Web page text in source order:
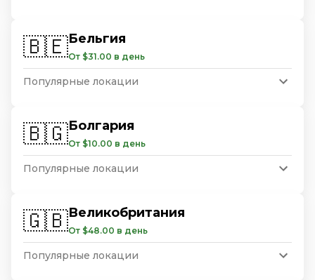
🇧🇪Бельгия
От $31.00 в день
Популярные локации
🇧🇬Болгария
От $10.00 в день
Популярные локации
🇬🇧Великобритания
От $48.00 в день
Популярные локации